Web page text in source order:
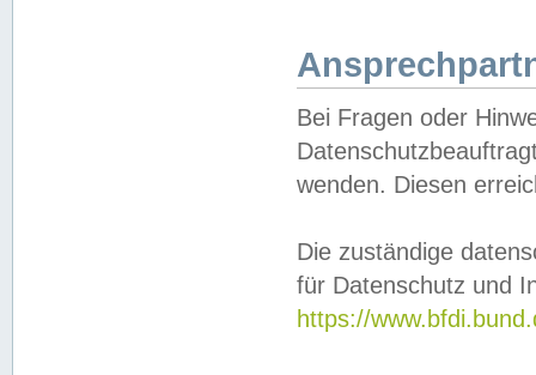
Bei Fragen oder
wenden. Diesen
Die zuständige
für Datenschutz und
https://